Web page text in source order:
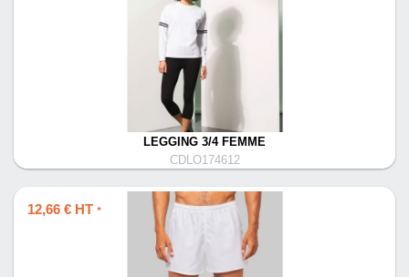
LEGGING 3/4 FEMME
CDLO174612
12,66 € HT *